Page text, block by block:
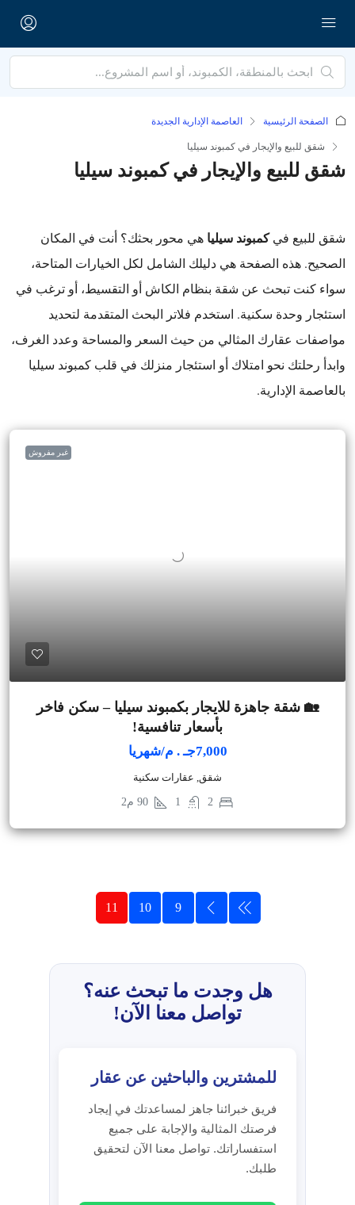
الصفحة الرئيسية العاصمة الإدارية الجديدة
شقق للبيع والإيجار في كمبوند سيليا
شقق للبيع والإيجار في كمبوند سيليا
شقق للبيع فيكمبوند سيليا هي محور بحثك؟ أنت في المكان
الصحيح. هذه الصفحة هي دليلك الشامل لكل الخيارات المتاحة،
سواء كنت تبحث عن شقة بنظام الكاش أو التقسيط، أو ترغب في
استئجار وحدة سكنية. استخدم فلاتر البحث المتقدمة لتحديد
مواصفات عقارك المثالي من حيث السعر والمساحة وعدد الغرف،
وابدأ رحلتك نحو امتلاك أو استئجار منزلك في قلب كمبوند سيليا
بالعاصمة الإدارية.
غير مفروش
🏡 شقة جاهزة للايجار بكمبوند سيليا – سكن فاخر
بأسعار تنافسية!
7,000جـ . م/شهريا
شقق, عقارات سكنية
2
1
90 م2
9
10
11
هل وجدت ما تبحث عنه؟
تواصل معنا الآن!
للمشترين والباحثين عن عقار
فريق خبرائنا جاهز لمساعدتك في إيجاد
فرصتك المثالية والإجابة على جميع
استفساراتك. تواصل معنا الآن لتحقيق
طلبك.